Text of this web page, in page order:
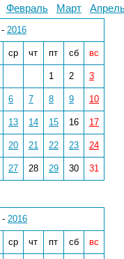
Февраль Март
- 2016
ср чт пт сб вс
1 2 3
6 7 8 9 10
13 14 15 16 17
20 21 22 23 24
27 28 29 30 31
- 2016
ср чт пт сб вс